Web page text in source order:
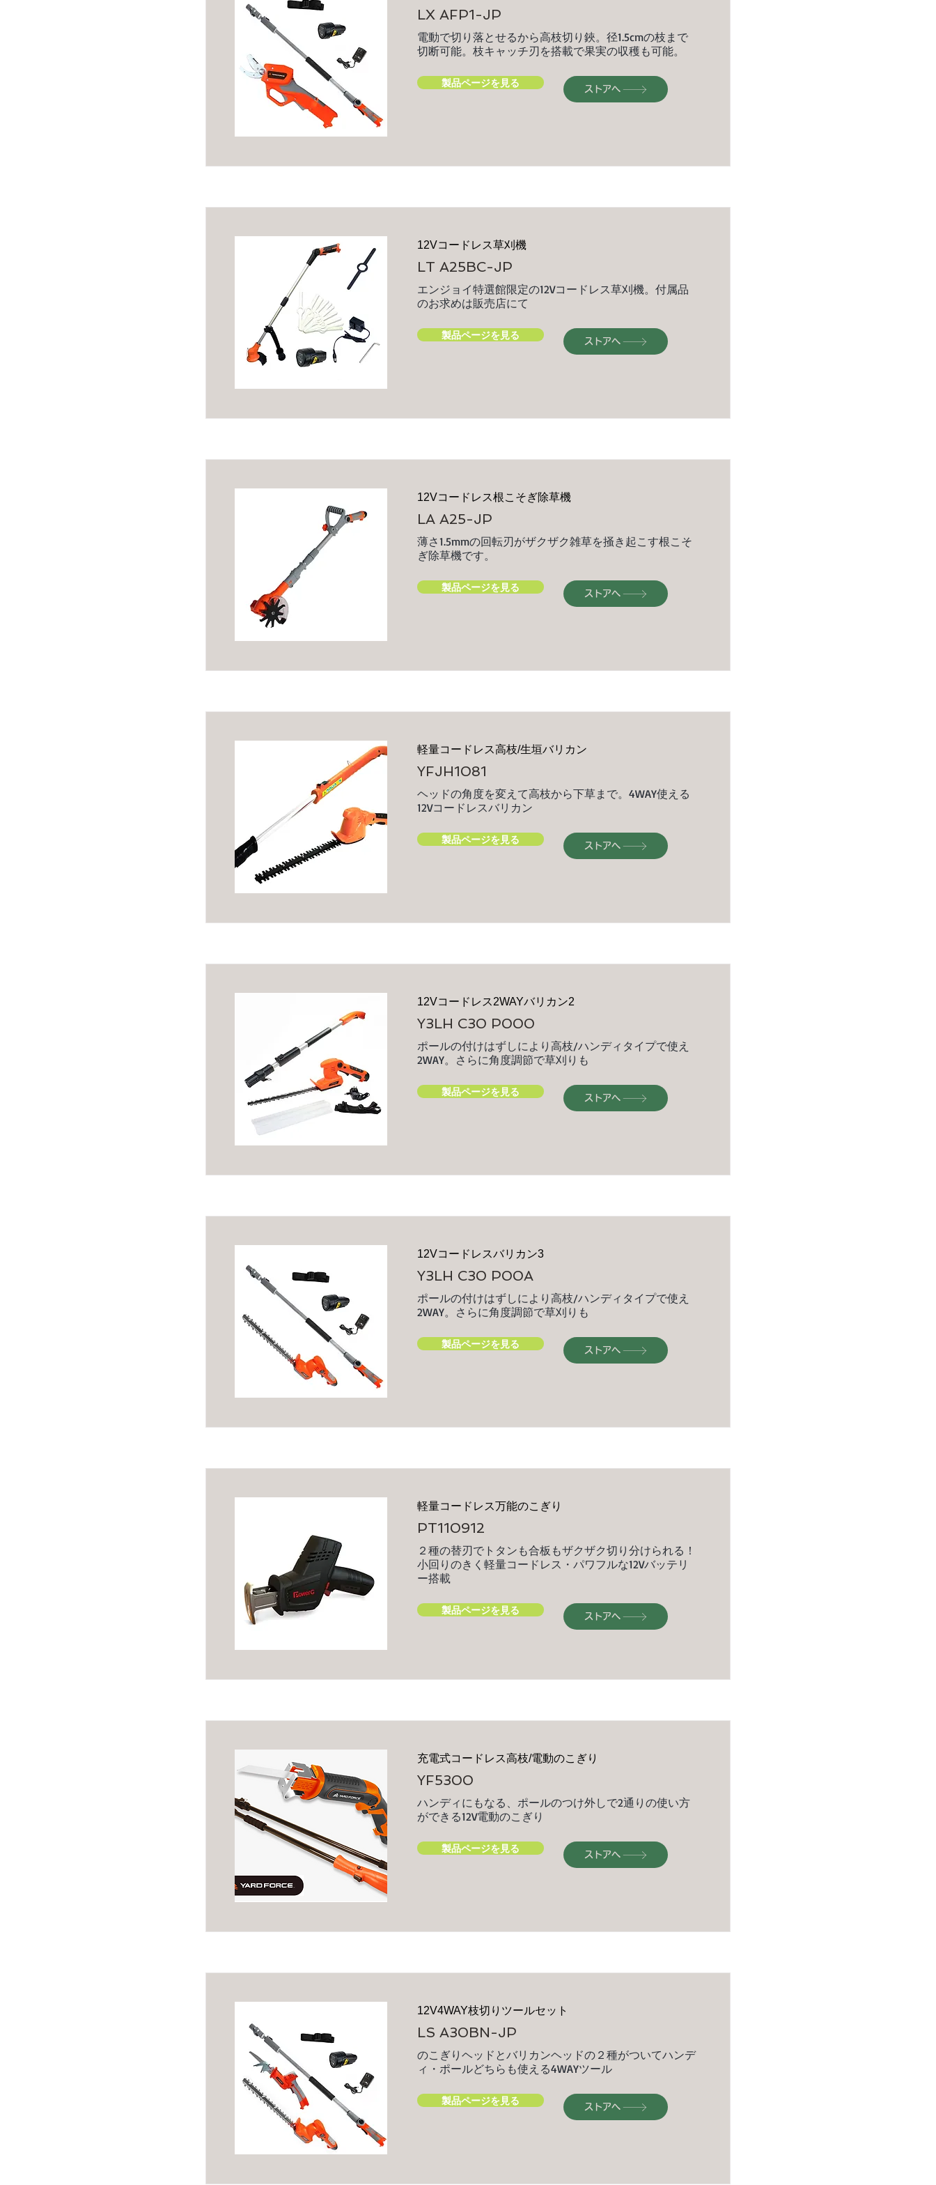
LX AFP1-JP
電動で切り落とせるから高枝切り鋏。径1.5cmの枝まで
切断可能。枝キャッチ刃を搭載で果実の収穫も可能。
製品ページを見る ストアへ
12Vコードレス草刈機
LT A25BC-JP
エンジョイ特選館限定の12Vコードレス草刈機。付属品
のお求めは販売店にて
製品ページを見る ストアへ
12Vコードレス根こそぎ除草機
LA A25-JP
薄さ1.5mmの回転刃がザクザク雑草を掻き起こす根こそ
ぎ除草機です。
製品ページを見る ストアへ
軽量コードレス高枝/生垣バリカン
YFJH1081
ヘッドの角度を変えて高枝から下草まで。4WAY使える
12Vコードレスバリカン
製品ページを見る ストアへ
12Vコードレス2WAYバリカン2
Y3LH C30 P000
ポールの付けはずしにより高枝/ハンディタイプで使え
2WAY。さらに角度調節で草刈りも
製品ページを見る ストアへ
12Vコードレスバリカン3
Y3LH C30 P00A
ポールの付けはずしにより高枝/ハンディタイプで使え
2WAY。さらに角度調節で草刈りも
製品ページを見る ストアへ
軽量コードレス万能のこぎり
PT110912
２種の替刃でトタンも合板もザクザク切り分けられる！
小回りのきく軽量コードレス・パワフルな12Vバッテリ
ー搭載
製品ページを見る ストアへ
充電式コードレス高枝/電動のこぎり
YF5300
ハンディにもなる、ポールのつけ外しで2通りの使い方
ができる12V電動のこぎり
製品ページを見る ストアへ
12V4WAY枝切りツールセット
LS A30BN-JP
のこぎりヘッドとバリカンヘッドの２種がついてハンデ
ィ・ポールどちらも使える4WAYツール
製品ページを見る ストアへ